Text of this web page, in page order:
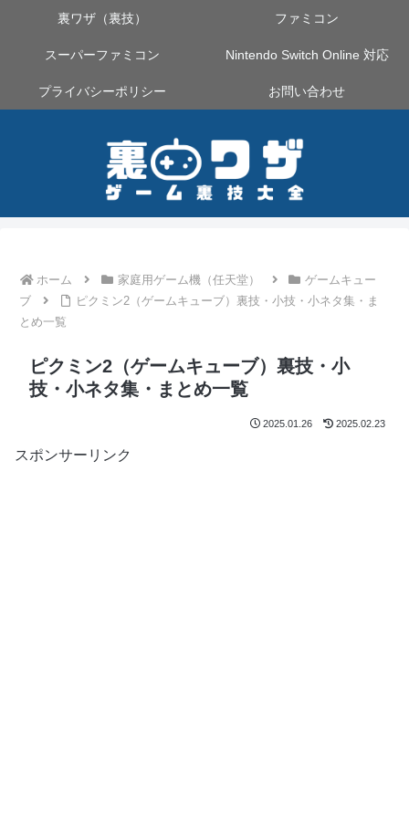
裏ワザ（裏技） ファミコン
スーパーファミコン Nintendo Switch Online 対応
プライバシーポリシー お問い合わせ
ホーム 家庭用ゲーム機（任天堂）
ゲームキュー
ブ
ピクミン2（ゲームキューブ）裏技・小技・小ネタ集・ま
とめ一覧
ピクミン2（ゲームキューブ）裏技・小
技・小ネタ集・まとめ一覧
2025.01.26 2025.02.23
スポンサーリンク